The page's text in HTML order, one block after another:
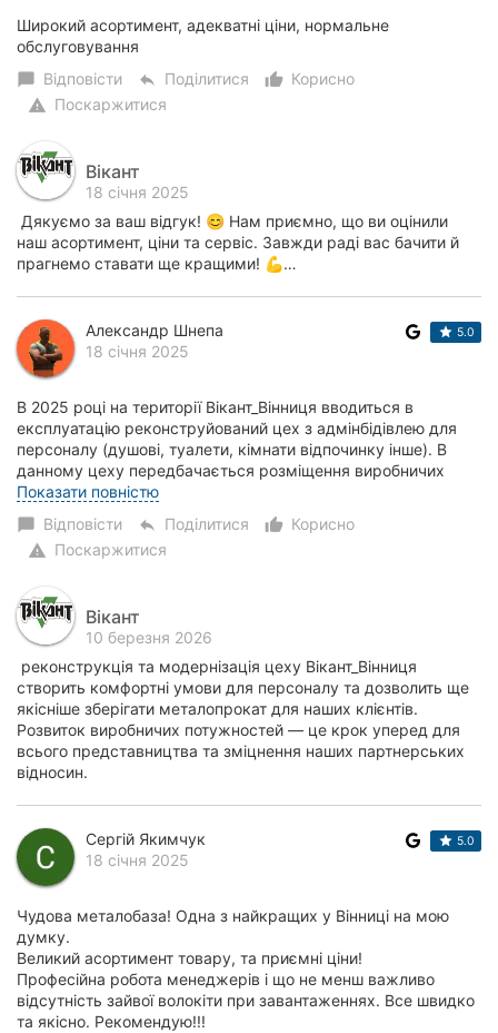
Широкий асортимент, адекватні ціни, нормальне
обслуговування
chat_bubble Відповісти reply Поділитися thumb_up_alt
Корисно
warning Поскаржитися
Вікант
18 січня 2025
Дякуємо за ваш відгук! 😊 Нам приємно, що ви оцінили
наш асортимент, ціни та сервіс. Завжди раді вас бачити й
прагнемо ставати ще кращими! 💪…
Александр Шнепа
18 січня 2025
5.0
В 2025 році на території Вікант_Вінниця вводиться в
експлуатацію реконструйований цех з адмінбідівлею для
персоналу (душові, туалети, кімнати відпочинку інше). В
данному цеху передбачається розміщення виробничих
потужностей та зберігання металлопрока...
Показати повністю
chat_bubble Відповісти reply Поділитися thumb_up_alt
Корисно
warning Поскаржитися
Вікант
10 березня 2026
реконструкція та модернізація цеху Вікант_Вінниця
створить комфортні умови для персоналу та дозволить ще
якісніше зберігати металопрокат для наших клієнтів.
Розвиток виробничих потужностей — це крок уперед для
всього представництва та зміцнення наших партнерських
відносин.
Сергій Якимчук
18 січня 2025
5.0
Чудова металобаза! Одна з найкращих у Вінниці на мою
думку.
Великий асортимент товару, та приємні ціни!
Професійна робота менеджерів і що не менш важливо
відсутність зайвої волокіти при завантаженнях. Все швидко
та якісно. Рекомендую!!!